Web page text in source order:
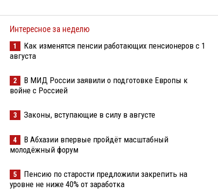
Интересное за неделю
1
Как изменятся пенсии работающих пенсионеров с 1
августа
2
В МИД России заявили о подготовке Европы к
войне с Россией
3 Законы, вступающие в силу в августе
4
В Абхазии впервые пройдёт масштабный
молодёжный форум
5
Пенсию по старости предложили закрепить на
уровне не ниже 40% от заработка